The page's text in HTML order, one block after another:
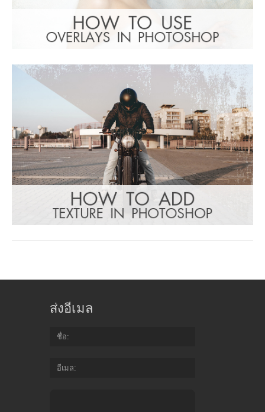
ส่งอีเมล
ชื่อ
อีเมล